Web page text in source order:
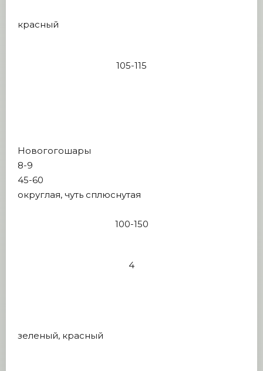
красный
105-115
Новогогошары
8-9
45-60
округлая, чуть сплюснутая
100-150
4
зеленый, красный